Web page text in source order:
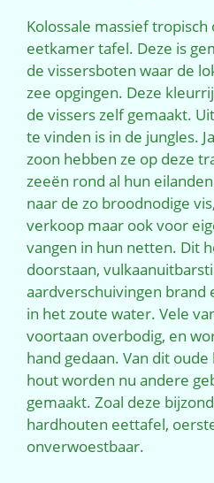
Kolossale massief
eetkamer tafel. Deze is
de vissersboten waar de
zee opgingen. Deze
de vissers zelf gemaakt.
te vinden is in de jungles.
zoon hebben ze op deze
zeeën rond al hun
naar de zo broodnodige
verkoop maar ook voor
vangen in hun netten. Dit
doorstaan,
aardverschuivingen brand
in het zoute water. Vele
voortaan overbodig, en
hand gedaan. Van dit
hout worden nu andere
gemaakt. Zoal deze
hardhouten eettafel,
onverwoestbaar.